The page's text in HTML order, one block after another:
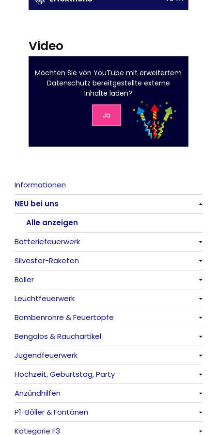
Video
Möchten Sie vonYouTube mit erweitertem
Datenschutz bereitgestellte externe
Inhalte laden?
Ja
Informationen
NEU bei uns
Alle anzeigen
Batteriefeuerwerk
Alle anzeigen
Silvester-Raketen
Alle anzeigen
Böller
Alle anzeigen
China-Böller
Knaller / Kanonenschläge
Reibkopfknaller
Frösche, Pfeiffer
Leuchtfeuerwerk
Alle anzeigen
Vulkane
Fontänen
Sonnen
Feuervögel
Römische Lichter
Bombenrohre & Feuertöpfe
Alle anzeigen
Mit Rumms
Bezaubernde Effekte
Bengalos & Rauchartikel
Alle anzeigen
Bengalos
Rauchartikel
Jugendfeuerwerk
Alle anzeigen
Hochzeit, Geburtstag, Party
Alle anzeigen
Feuerschriften
Indoor-Fontänen
Anzündhilfen
Alle anzeigen
P1-Böller & Fontänen
Alle anzeigen
Kategorie F3